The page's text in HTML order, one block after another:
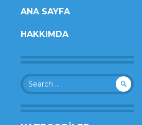
SKIP
CONTENT
ANA SAYFA
HAKKIMDA
Search
for: